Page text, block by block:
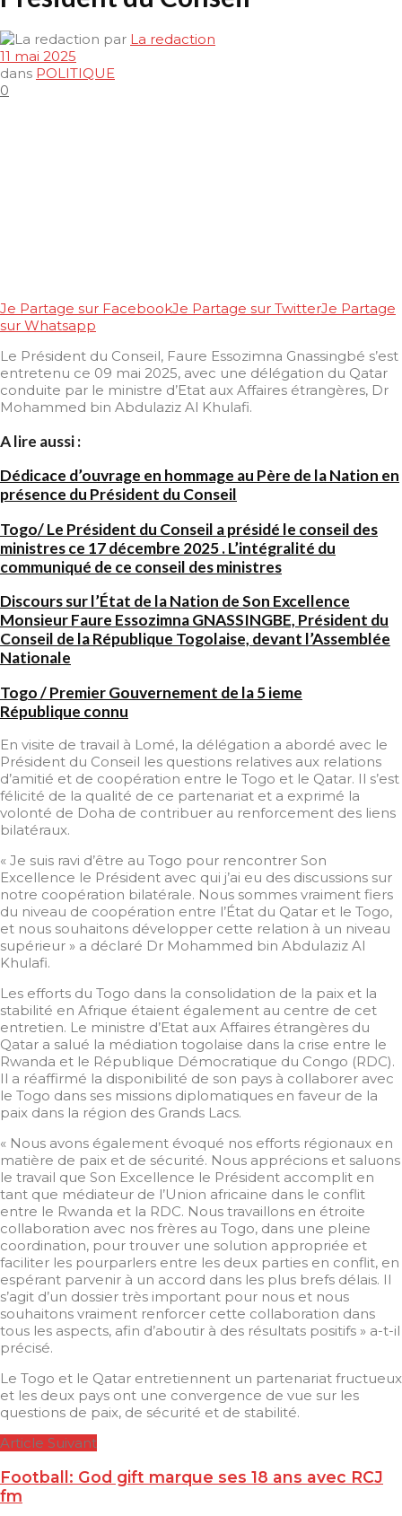
par La redaction
11 mai 2025
dans POLITIQUE
0
Je Partage sur FacebookJe Partage sur TwitterJe Partage
sur Whatsapp
Le Président du Conseil, Faure Essozimna Gnassingbé s’est
entretenu ce 09 mai 2025, avec une délégation du Qatar
conduite par le ministre d’Etat aux Affaires étrangères, Dr
Mohammed bin Abdulaziz Al Khulafi.
A lire aussi :
Dédicace d’ouvrage en hommage au Père de la Nation en
présence du Président du Conseil
Togo/ Le Président du Conseil a présidé le conseil des
ministres ce 17 décembre 2025 . L’intégralité du
communiqué de ce conseil des ministres
Discours sur l’État de la Nation de Son Excellence
Monsieur Faure Essozimna GNASSINGBE, Président du
Conseil de la République Togolaise, devant l’Assemblée
Nationale
Togo / Premier Gouvernement de la 5 ieme
République connu
En visite de travail à Lomé, la délégation a abordé avec le
Président du Conseil les questions relatives aux relations
d’amitié et de coopération entre le Togo et le Qatar. Il s’est
félicité de la qualité de ce partenariat et a exprimé la
volonté de Doha de contribuer au renforcement des liens
bilatéraux.
« Je suis ravi d’être au Togo pour rencontrer Son
Excellence le Président avec qui j’ai eu des discussions sur
notre coopération bilatérale. Nous sommes vraiment fiers
du niveau de coopération entre l’État du Qatar et le Togo,
et nous souhaitons développer cette relation à un niveau
supérieur » a déclaré Dr Mohammed bin Abdulaziz Al
Khulafi.
Les efforts du Togo dans la consolidation de la paix et la
stabilité en Afrique étaient également au centre de cet
entretien. Le ministre d’Etat aux Affaires étrangères du
Qatar a salué la médiation togolaise dans la crise entre le
Rwanda et le République Démocratique du Congo (RDC).
Il a réaffirmé la disponibilité de son pays à collaborer avec
le Togo dans ses missions diplomatiques en faveur de la
paix dans la région des Grands Lacs.
« Nous avons également évoqué nos efforts régionaux en
matière de paix et de sécurité. Nous apprécions et saluons
le travail que Son Excellence le Président accomplit en
tant que médiateur de l’Union africaine dans le conflit
entre le Rwanda et la RDC. Nous travaillons en étroite
collaboration avec nos frères au Togo, dans une pleine
coordination, pour trouver une solution appropriée et
faciliter les pourparlers entre les deux parties en conflit, en
espérant parvenir à un accord dans les plus brefs délais. Il
s’agit d’un dossier très important pour nous et nous
souhaitons vraiment renforcer cette collaboration dans
tous les aspects, afin d’aboutir à des résultats positifs » a-t-il
précisé.
Le Togo et le Qatar entretiennent un partenariat fructueux
et les deux pays ont une convergence de vue sur les
questions de paix, de sécurité et de stabilité.
Article Suivant
Football: God gift marque ses 18 ans avec RCJ
fm